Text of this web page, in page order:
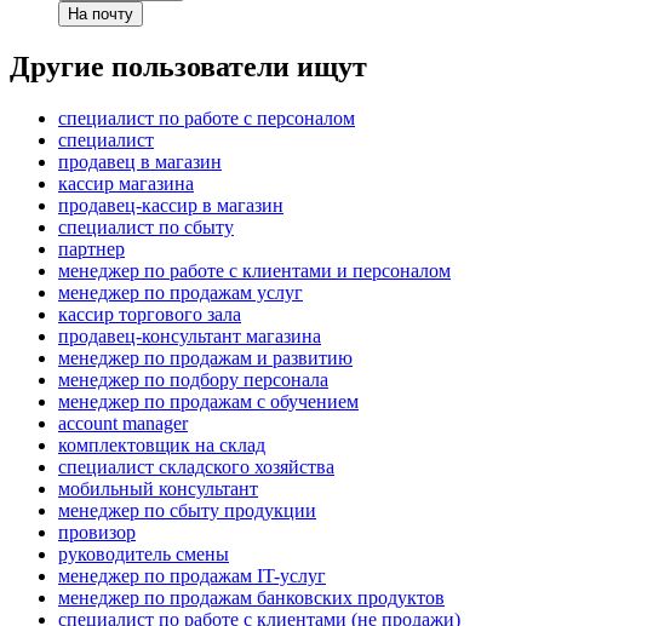
На почту
Другие пользователи ищут
специалист по работе с персоналом
специалист
продавец в магазин
кассир магазина
продавец-кассир в магазин
специалист по сбыту
партнер
менеджер по работе с клиентами и персоналом
менеджер по продажам услуг
кассир торгового зала
продавец-консультант магазина
менеджер по продажам и развитию
менеджер по подбору персонала
менеджер по продажам с обучением
account manager
комплектовщик на склад
специалист складского хозяйства
мобильный консультант
менеджер по сбыту продукции
провизор
руководитель смены
менеджер по продажам IT-услуг
менеджер по продажам банковских продуктов
специалист по работе с клиентами (не продажи)